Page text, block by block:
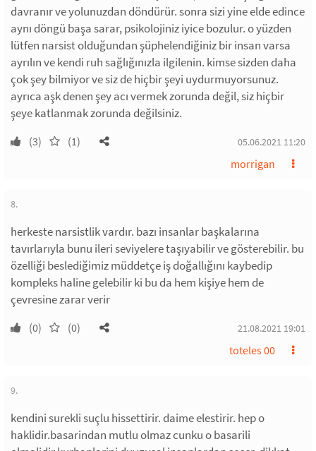
davranır ve yolunuzdan döndürür. sonra sizi yine elde edince
aynı döngü başa sarar, psikolojiniz iyice bozulur. o yüzden
lütfen narsist olduğundan şüphelendiğiniz bir insan varsa
ayrılın ve kendi ruh sağlığınızla ilgilenin. kimse sizden daha
çok şey bilmiyor ve siz de hiçbir şeyi uydurmuyorsunuz.
ayrıca aşk denen şey acı vermek zorunda değil, siz hiçbir
şeye katlanmak zorunda değilsiniz.
(3) (1) 05.06.2021 11:20
morrigan
8.
herkeste narsistlik vardır. bazı insanlar başkalarına
tavırlarıyla bunu ileri seviyelere taşıyabilir ve gösterebilir. bu
özelliği beslediğimiz müddetçe iş doğallığını kaybedip
kompleks haline gelebilir ki bu da hem kişiye hem de
çevresine zarar verir
(0) (0) 21.08.2021 19:01
toteles 00
9.
kendini surekli suçlu hissettirir. daime elestirir. hep o
haklidir.basarindan mutlu olmaz cunku o basarili